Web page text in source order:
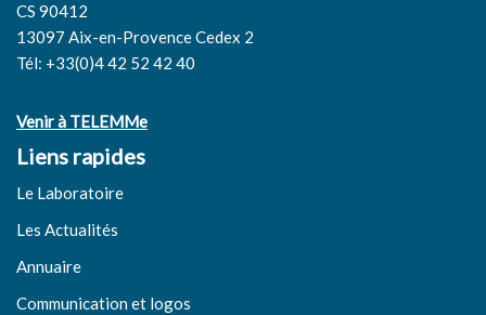
CS 90412
13097 Aix-en-Provence Cedex 2
Tél: +33(0)4 42 52 42 40
Venir à TELEMMe
Liens rapides
Le Laboratoire
Les Actualités
Annuaire
Communication et logos